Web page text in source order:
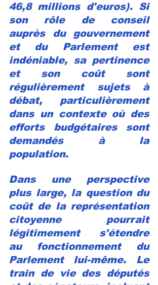
46,8 millions d'euros). Si
son rôle de conseil
auprès du gouvernement
et du Parlement est
indéniable, sa pertinence
et son coût sont
régulièrement sujets à
débat, particulièrement
dans un contexte où des
efforts budgétaires sont
demandés à la
population.
Dans une perspective
plus large, la question du
coût de la représentation
citoyenne pourrait
légitimement s'étendre
au fonctionnement du
Parlement lui-même. Le
train de vie des députés